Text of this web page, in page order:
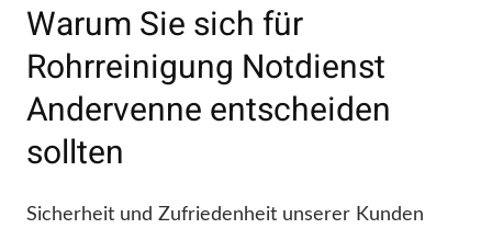
Warum Sie sich für
Rohrreinigung Notdienst
Andervenne entscheiden
sollten
Sicherheit und Zufriedenheit unserer Kunden